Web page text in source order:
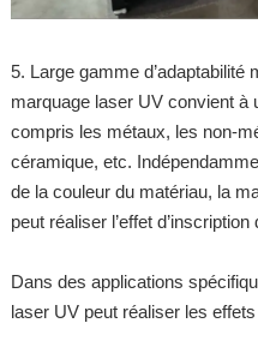
5. Large gamme d’adaptabilité
marquage laser UV convient à
compris les métaux, les non-
céramique, etc.
de la couleur du matériau, la
peut réaliser l’effet
Dans des applications
laser UV peut réaliser les